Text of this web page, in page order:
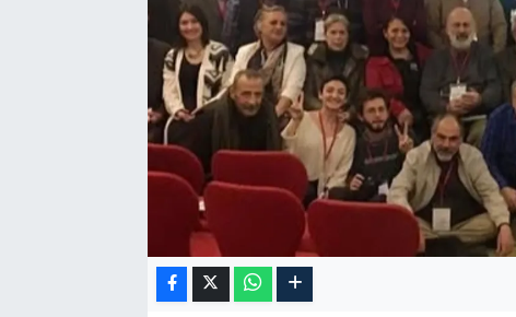
RESMİ İLAN